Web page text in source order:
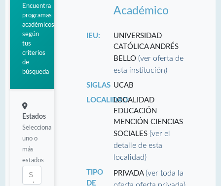
Encuentra
programas
académicos
según
tus
criterios
de
búsqueda
Estados
Selecciona
uno o
más
estados
Académico
IEU:
UNIVERSIDAD
CATÓLICA ANDRÉS
BELLO(ver oferta de
esta institución)
SIGLAS UCAB
LOCALIDAD:LOCALIDAD
EDUCACIÓN
MENCIÓN CIENCIAS
SOCIALES(ver el
detalle de esta
localidad)
TIPO
DE
PRIVADA(ver toda la